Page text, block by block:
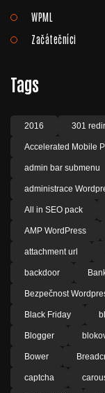
WPML
Začátečníci
Tags
2016 301
Accelerated Mobile
admin bar submenu
administrace
All in SEO pack
AMP WordPress
attachment url
backdoor
Bezpečnost
Black Friday
Blogger
Bower
captcha